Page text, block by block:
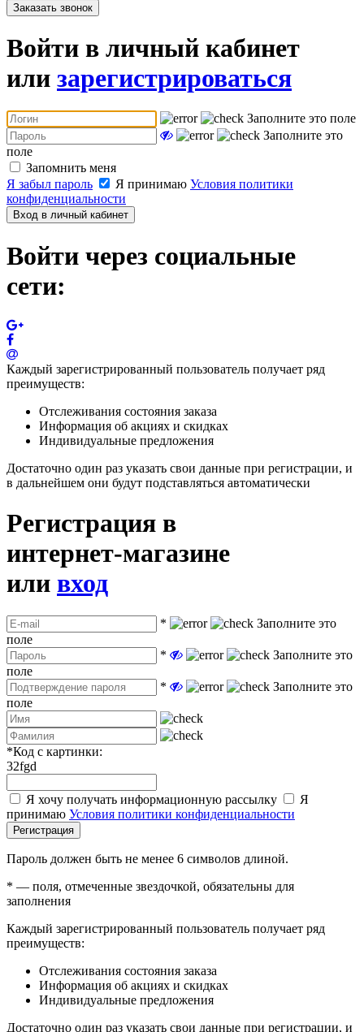
Заказать звонок
Войти в личный кабинет
или зарегистрироваться
Заполните это поле
Заполните это
поле
Запомнить меня
Я забыл пароль
Я принимаю Условия политики
конфиденциальности
Вход в личный кабинет
Войти через социальные
сети:
Каждый зарегистрированный пользователь получает ряд
преимуществ:
Отслеживания состояния заказа
Информация об акциях и скидках
Индивидуальные предложения
Достаточно один раз указать свои данные при регистрации, и
в дальнейшем они будут подставляться автоматически
Регистрация в
интернет-магазине
или вход
*
Заполните это
поле
*
Заполните это
поле
*
Заполните это
поле
*Код с картинки:
32fgd
Я хочу получать информационную рассылку
Я
принимаю Условия политики конфиденциальности
Регистрация
Пароль должен быть не менее 6 символов длиной.
* — поля, отмеченные звездочкой, обязательны для
заполнения
Каждый зарегистрированный пользователь получает ряд
преимуществ:
Отслеживания состояния заказа
Информация об акциях и скидках
Индивидуальные предложения
Достаточно один раз указать свои данные при регистрации, и